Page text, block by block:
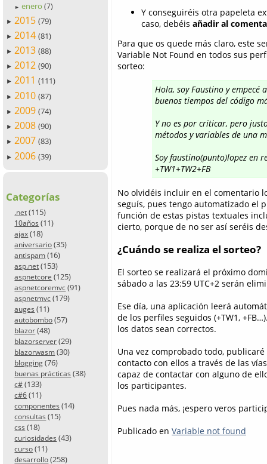
► enero (7)
► 2015 (79)
► 2014 (81)
► 2013 (88)
► 2012 (90)
► 2011 (111)
► 2010 (87)
► 2009 (74)
► 2008 (90)
► 2007 (83)
► 2006 (39)
Categorías
.net (115)
10años (11)
ajax (18)
aniversario (35)
antispam (16)
asp.net (153)
aspnetcore (125)
aspnetcoremvc (91)
aspnetmvc (179)
auges (11)
autobombo (57)
blazor (48)
blazorserver (29)
blazorwasm (30)
blogging (76)
buenas prácticas (38)
c# (133)
c#6 (11)
componentes (14)
consultas (15)
css (18)
curiosidades (43)
curso (11)
desarrollo (258)
Y conseguiréis otra papeleta
caso, debéis añadir al
Para que os quede más claro, este
Variable Not Found en todos sus
sorteo:
Hola, soy Faustino y empecé
buenos tiempos del código
Y no es por criticar, pero
métodos y variables de una
Soy faustino(punto)lopez en
+TW1+TW2+FB
No olvidéis incluir en el comentario
seguís, pues tengo automatizado el
función de estas pistas textuales
cierto, porque de no ser así seréis
¿Cuándo se realiza el sorteo?
El sorteo se realizará el próximo
sábado a las 23:59 UTC+2 serán
Ese día, una aplicación leerá
de los perfiles seguidos (+TW1,
los datos sean correctos.
Una vez comprobado todo,
contacto con ellos a través de las
capaz de contactar con alguno de
los participantes.
Pues nada más, ¡espero veros
Publicado en Variable not found